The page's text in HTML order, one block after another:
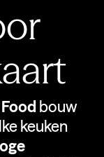
bouw
keuken